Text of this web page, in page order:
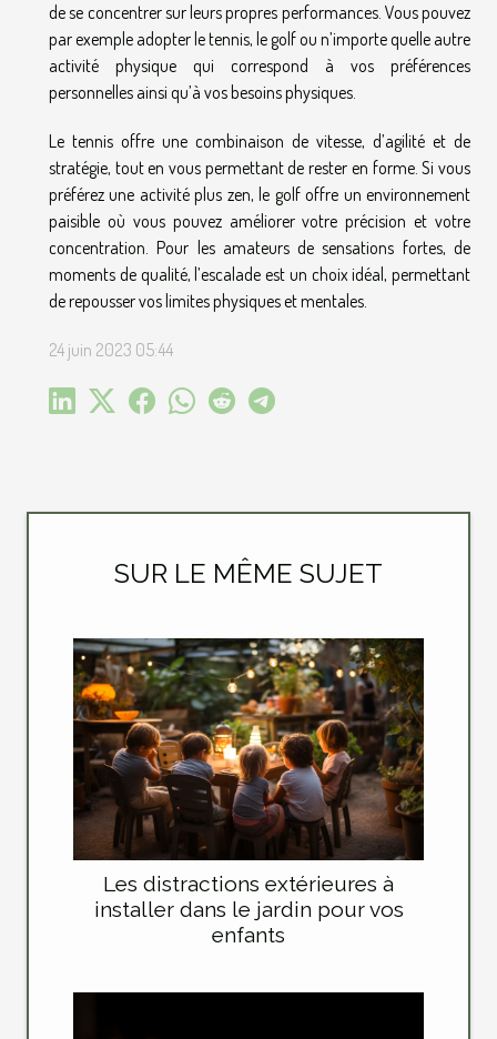
SUR LE MÊME SUJET
Les distractions extérieures à
installer dans le jardin pour vos
enfants
de se concentrer sur leurs propres performances. Vous pouvez
par exemple adopter le tennis, le golf ou n’importe quelle autre
activité physique qui correspond à vos préférences
personnelles ainsi qu’à vos besoins physiques.
Le tennis offre une combinaison de vitesse, d’agilité et de
stratégie, tout en vous permettant de rester en forme. Si vous
préférez une activité plus zen, le golf offre un environnement
paisible où vous pouvez améliorer votre précision et votre
concentration. Pour les amateurs de sensations fortes, de
moments de qualité, l’escalade est un choix idéal, permettant
de repousser vos limites physiques et mentales.
24 juin 2023 05:44